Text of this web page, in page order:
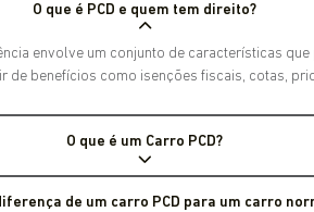
O que é PCD e quem tem direito?
envolve um conjunto de características
benefícios como isenções fiscais, cotas,
O que é um Carro PCD?
de um carro PCD para um carro